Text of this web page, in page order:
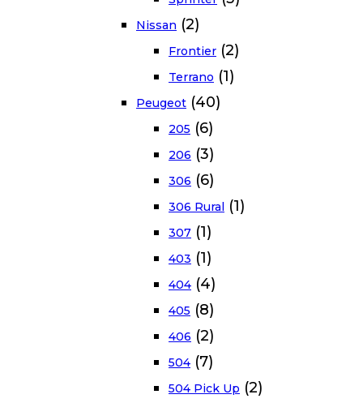
Nissan (2)
Frontier (2)
Terrano (1)
Peugeot (40)
205 (6)
206 (3)
306 (6)
306 Rural (1)
307 (1)
403 (1)
404 (4)
405 (8)
406 (2)
504 (7)
504 Pick Up (2)